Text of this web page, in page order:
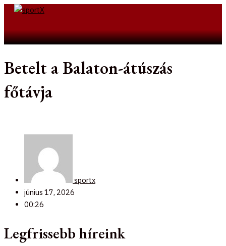
Skip
Betelt a Balaton-átúszás
főtávja
sportx
június 17, 2026
00:26
Legfrissebb híreink